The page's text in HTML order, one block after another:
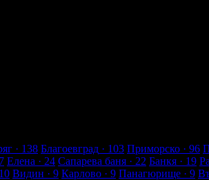
· 138 Благоевград · 103 Приморско · 96
Елена · 24 Сапарева баня · 22 Банкя · 19
Видин · 9 Карлово · 9 Панагюрище · 9